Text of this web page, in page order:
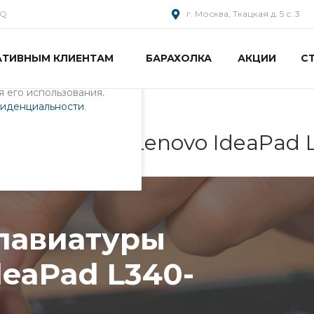
и
использования.
.
г. Москва, Ткацкая д. 5 с. 3
КЛИЕНТАМ БАРАХОЛКА АКЦИИ
ноутбука Lenovo IdeaPad
L340-